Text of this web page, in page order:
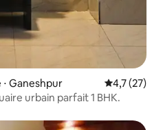
Ganeshpur Évaluation
4,7 (27)
urbain parfait 1 BHK.